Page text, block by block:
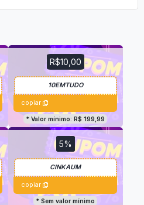
R$10,00
copiar
* Valor mínimo: R$ 199,99
5%
copiar
* Sem valor mínimo